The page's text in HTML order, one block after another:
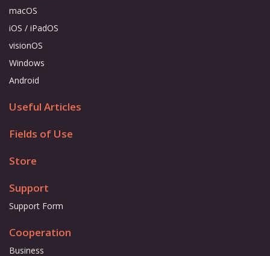
macOS
iOS / iPadOS
visionOS
Windows
Android
Useful Articles
Fields of Use
Store
Support
Support Form
Cooperation
Business